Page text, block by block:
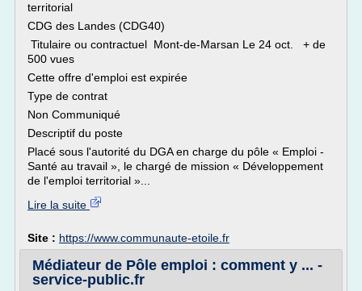
territorial
CDG des Landes (CDG40)
Titulaire ou contractuel Mont-de-Marsan Le 24 oct. + de
500 vues
Cette offre d'emploi est expirée
Type de contrat
Non Communiqué
Descriptif du poste
Placé sous l'autorité du DGA en charge du pôle « Emploi -
Santé au travail », le chargé de mission « Développement
de l'emploi territorial »...
Lire la suite
Site : https://www.communaute-etoile.fr
Médiateur de Pôle emploi : comment y ... -
service-public.fr